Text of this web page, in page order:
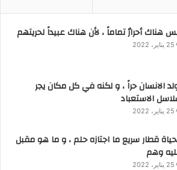
هناك أحرارٌ تماماً ، لأن هناك عبيداً لحريتهم
25 يناير، 2022
الانسان حراً ، و لكنه في كل مكان يجر
الاستعباد
25 يناير، 2022
قطار سريع ما اجتازه حلم ، و ما هو مقبل
وهم
25 يناير، 2022